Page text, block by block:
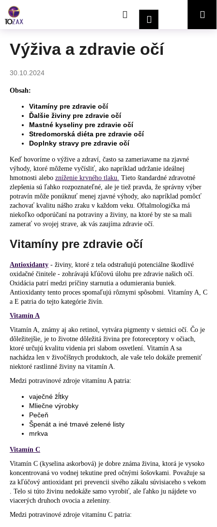
obsah
HľadaťPrihlásenieNákupný
Výživa a zdravie očí
30.10.2024
Obsah:
Vitamíny pre zdravie očí
Ďalšie živiny pre zdravie očí
Mastné kyseliny pre zdravie očí
Stredomorská diéta pre zdravie očí
Doplnky stravy pre zdravie očí
Keď hovoríme o výžive a zdraví, často sa zameriavame na zjavné
výhody, ktoré môžeme vyčísliť, ako napríklad udržanie ideálnej
hmotnosti alebo zníženie krvného tlaku. Tieto štandardné zdravotné
zlepšenia sú ľahko rozpoznateľné, ale je tiež pravda, že správny výber
potravín môže ponúknuť menej zjavné výhody, ako napríklad pomôcť
zachovať kvalitu nášho zraku v každom veku. Oftalmologička má
niekoľko odporúčaní na potraviny a živiny, na ktoré by ste sa mali
zamerať vo svojej strave, ak vás zaujíma zdravie očí.
Vitamíny pre zdravie očí
Antioxidanty - živiny, ktoré z tela odstraňujú potenciálne škodlivé
oxidačné činitele - zohrávajú kľúčovú úlohu pre zdravie našich očí.
Oxidácia patrí medzi príčiny starnutia a odumierania buniek.
Antioxidanty tento proces spomaľujú rôznymi spôsobmi. Vitamíny A, C
a E patria do tejto kategórie živín.
Vitamín A
Vitamín A, známy aj ako retinol, vytvára pigmenty v sietnici očí. Čo je
dôležitejšie, je to životne dôležitá živina pre fotoreceptory v očiach,
ktoré určujú kvalitu videnia pri slabom osvetlení. Vitamín A sa
nachádza len v živočíšnych produktoch, ale vaše telo dokáže premeniť
niektoré rastlinné živiny na vitamín A.
Medzi potravinové zdroje vitamínu A patria:
vaječné žĺtky
Mliečne výrobky
Pečeň
Špenát a iné tmavé zelené listy
mrkva
Vitamín C
Vitamín C (kyselina askorbová) je dobre známa živina, ktorá je vysoko
koncentrovaná vo vodnej tekutine pred očnými šošovkami. Považuje sa
za kľúčový antioxidant pri prevencii sivého zákalu súvisiaceho s vekom
. Telo si túto živinu nedokáže samo vyrobiť, ale ľahko ju nájdete vo
viacerých druhoch ovocia a zeleniny.
Medzi potravinové zdroje vitamínu C patria:
o
Č
p
o
u
j
e
t
e
n
á
j
ť
?
HĽADAŤ
O
d
a
e